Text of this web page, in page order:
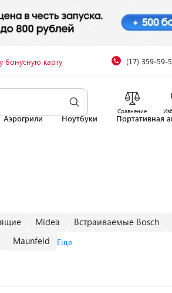
бонусную карту (17) 359-59-
Сравнение
Аэрогрили Ноутбуки Портативная
Midea Встраиваемые Bosch
Maunfeld Еще